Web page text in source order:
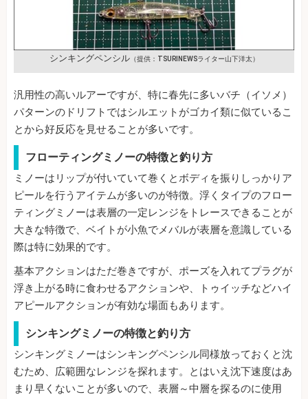
シンキングペンシル（提供：TSURINEWSライター山下洋太）
汎用性の高いルアーですが、特に春先に多いバチ（イソメ）
パターンのドリフトではシルエットがゴカイ類に似ているこ
とから好反応を見せることが多いです。
フローティングミノーの特徴と釣り方
ミノーはリップが付いていて巻くとボディを振りしっかりア
ピールを行うアイテムが多いのが特徴。浮くタイプのフロー
ティングミノーは表層の一定レンジをトレースできることが
大きな特徴で、ベイトが小魚でメバルが表層を意識している
際は特に効果的です。
基本アクションはただ巻きですが、ポーズを入れてプラグが
浮き上がる時に食わせるアクションや、トゥイッチなどハイ
アピールアクションが有効な場面もあります。
シンキングミノーの特徴と釣り方
シンキングミノーはシンキングペンシル同様放っておくと沈
むため、広範囲なレンジを探れます。とはいえ沈下速度はあ
まり早くないことが多いので、表層～中層を探るのに使用